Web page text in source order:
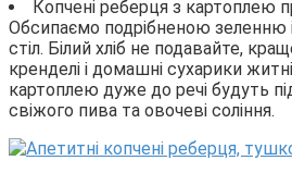
Копчені реберця з картоплею
Обсипаємо подрібненою зеленню
стіл. Білий хліб не подавайте,
кренделі і домашні сухарики
картоплею дуже до речі будуть
свіжого пива та овочеві соління.